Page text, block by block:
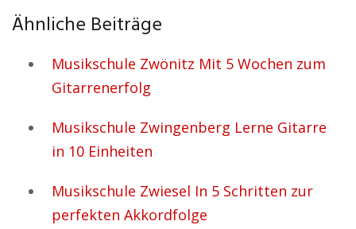
Ähnliche Beiträge
Musikschule Zwönitz Mit 5 Wochen zum
Gitarrenerfolg
Musikschule Zwingenberg Lerne Gitarre
in 10 Einheiten
Musikschule Zwiesel In 5 Schritten zur
perfekten Akkordfolge